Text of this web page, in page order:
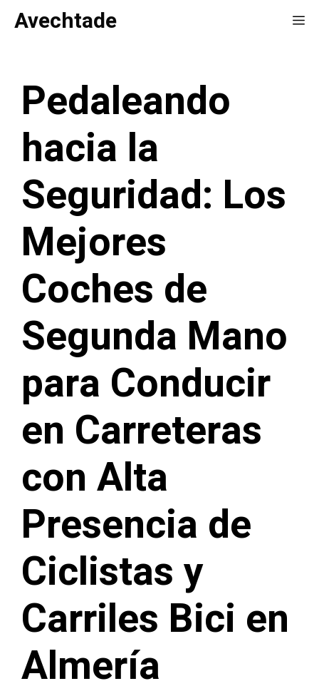
SaltarAvechtade
Pedaleando
hacia la
Seguridad: Los
Mejores
Coches de
Segunda Mano
para Conducir
en Carreteras
con Alta
Presencia de
Ciclistas y
Carriles Bici en
Almería